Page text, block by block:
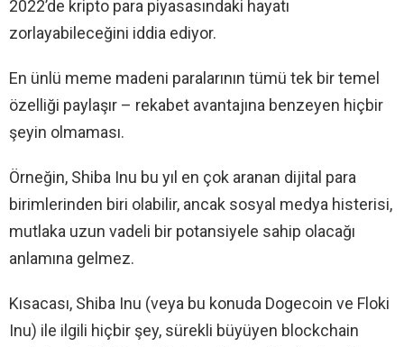
2022’de kripto para piyasasındaki hayatı
zorlayabileceğini iddia ediyor.
En ünlü meme madeni paralarının tümü tek bir temel
özelliği paylaşır – rekabet avantajına benzeyen hiçbir
şeyin olmaması.
Örneğin, Shiba Inu bu yıl en çok aranan dijital para
birimlerinden biri olabilir, ancak sosyal medya histerisi,
mutlaka uzun vadeli bir potansiyele sahip olacağı
anlamına gelmez.
Kısacası, Shiba Inu (veya bu konuda Dogecoin ve Floki
Inu) ile ilgili hiçbir şey, sürekli büyüyen blockchain